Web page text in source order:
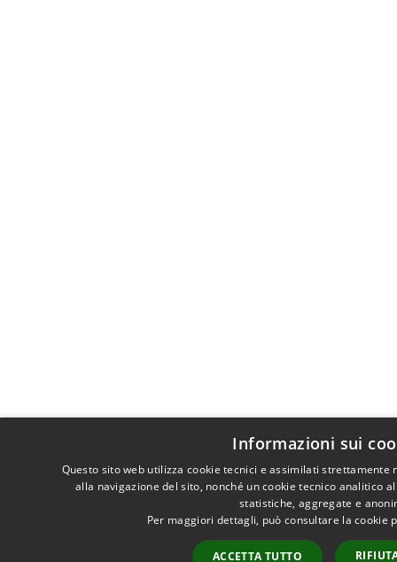
Informazioni sui
Questo sito web utilizza cookie tecnici e assimilati
alla navigazione del sito, nonché un cookie tecnico analitico
statistiche, aggregate e
Per maggiori dettagli, può consultare la cookie
ACCETTA TUTTO